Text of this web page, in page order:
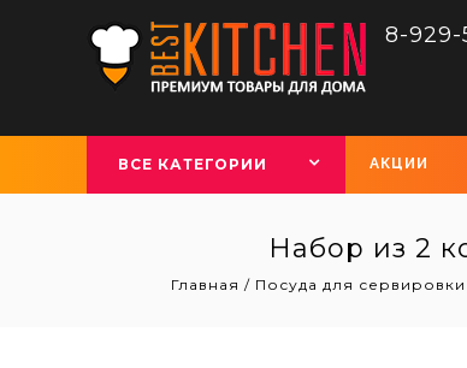
8-929-
ВСЕ КАТЕГОРИИ АКЦИИ
Набор из 2
Главная / Посуда для сервировки